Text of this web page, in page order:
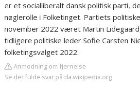
er et socialliberalt dansk politisk parti,
nøglerolle i Folketinget. Partiets
november 2022 været Martin
tidligere politiske leder Sofie Carsten
folketingsvalget 2022.
Anmodning om fjernelse
Se det fulde svar på da.wikipedia.org